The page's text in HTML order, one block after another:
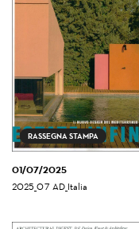
RASSEGNA STAMPA
01/07/2025
2025_07 AD_Italia